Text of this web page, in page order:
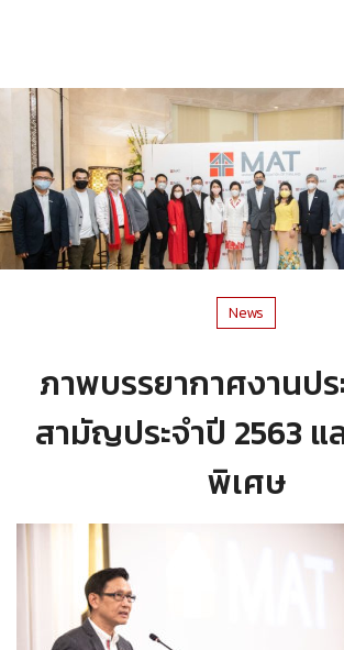
News
ภาพบรรยากาศงานป
สามัญประจําปี 2563 แ
พิเศษ